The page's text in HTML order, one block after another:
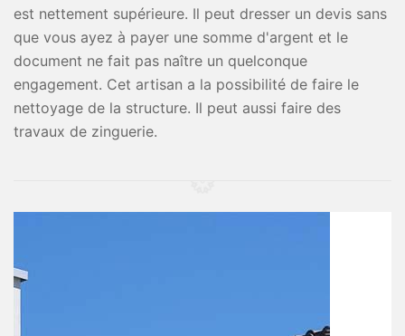
est nettement supérieure. Il peut dresser un devis sans
que vous ayez à payer une somme d'argent et le
document ne fait pas naître un quelconque
engagement. Cet artisan a la possibilité de faire le
nettoyage de la structure. Il peut aussi faire des
travaux de zinguerie.